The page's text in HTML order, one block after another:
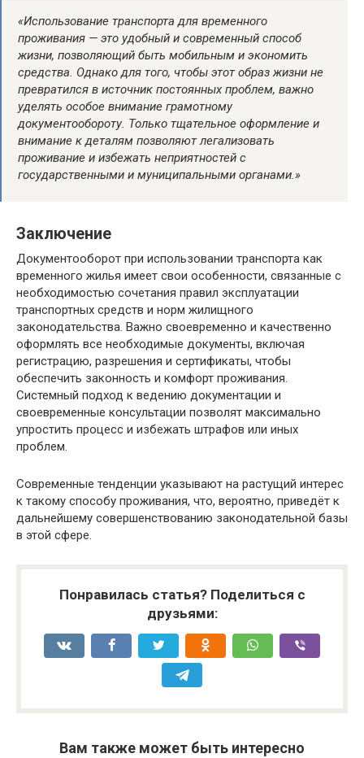
«Использование транспорта для временного
проживания — это удобный и современный способ
жизни, позволяющий быть мобильным и экономить
средства. Однако для того, чтобы этот образ жизни не
превратился в источник постоянных проблем, важно
уделять особое внимание грамотному
документообороту. Только тщательное оформление и
внимание к деталям позволяют легализовать
проживание и избежать неприятностей с
государственными и муниципальными органами.»
Заключение
Документооборот при использовании транспорта как
временного жилья имеет свои особенности, связанные с
необходимостью сочетания правил эксплуатации
транспортных средств и норм жилищного
законодательства. Важно своевременно и качественно
оформлять все необходимые документы, включая
регистрацию, разрешения и сертификаты, чтобы
обеспечить законность и комфорт проживания.
Системный подход к ведению документации и
своевременные консультации позволят максимально
упростить процесс и избежать штрафов или иных
проблем.
Современные тенденции указывают на растущий интерес
к такому способу проживания, что, вероятно, приведёт к
дальнейшему совершенствованию законодательной базы
в этой сфере.
Понравилась статья? Поделиться с
друзьями:
Вам также может быть интересно